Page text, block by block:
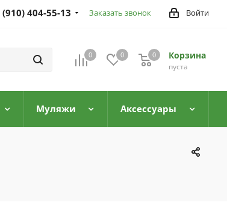
Войти
(910) 404-55-13 Заказать звонок
0 0 Корзина
0
пуста
0
Муляжи Аксессуары